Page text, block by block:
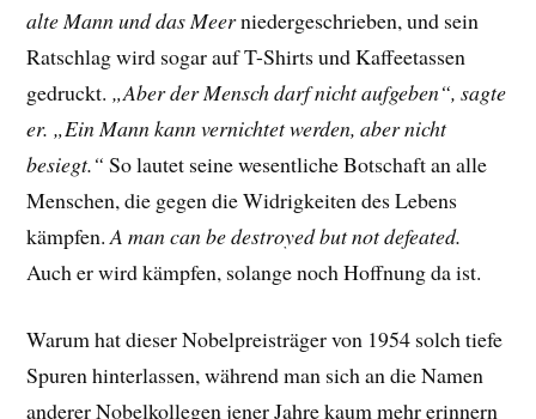
alte Mann und das Meerniedergeschrieben, und sein
Ratschlag wird sogar auf T-Shirts und Kaffeetassen
gedruckt. „Aber der Mensch darf nicht aufgeben“, sagte
er. „Ein Mann kann vernichtet werden, aber nicht
besiegt.“So lautet seine wesentliche Botschaft an alle
Menschen, die gegen die Widrigkeiten des Lebens
kämpfen. A man can be destroyed but not defeated.
Auch er wird kämpfen, solange noch Hoffnung da ist.
Warum hat dieser Nobelpreisträger von 1954 solch tiefe
Spuren hinterlassen, während man sich an die Namen
anderer Nobelkollegen jener Jahre kaum mehr erinnern